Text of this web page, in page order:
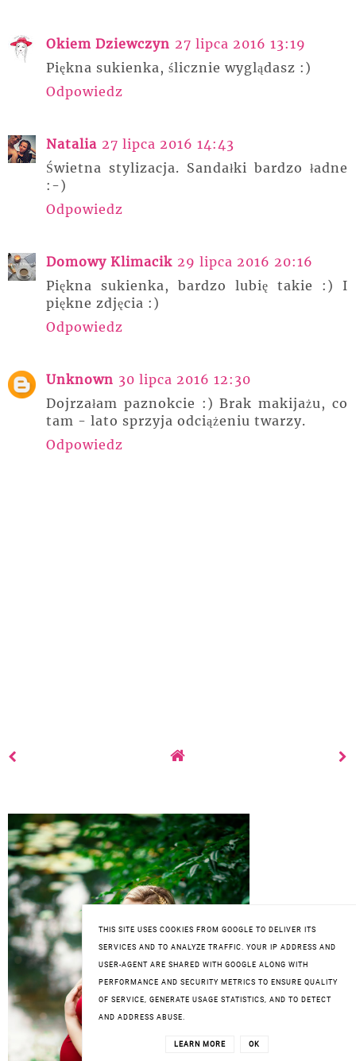
Okiem Dziewczyn 27 lipca 2016 13:19
Piękna sukienka, ślicznie wyglądasz :)
Odpowiedz
Natalia 27 lipca 2016 14:43
Świetna stylizacja. Sandałki bardzo ładne
:-)
Odpowiedz
Domowy Klimacik 29 lipca 2016 20:16
Piękna sukienka, bardzo lubię takie :) I
piękne zdjęcia :)
Odpowiedz
Unknown 30 lipca 2016 12:30
Dojrzałam paznokcie :) Brak makijażu, co
tam - lato sprzyja odciążeniu twarzy.
Odpowiedz
THIS SITE USES COOKIES FROM GOOGLE TO DELIVER ITS
SERVICES AND TO ANALYZE TRAFFIC. YOUR IP ADDRESS AND
USER-AGENT ARE SHARED WITH GOOGLE ALONG WITH
PERFORMANCE AND SECURITY METRICS TO ENSURE QUALITY
OF SERVICE, GENERATE USAGE STATISTICS, AND TO DETECT
AND ADDRESS ABUSE.
LEARN MORE OK